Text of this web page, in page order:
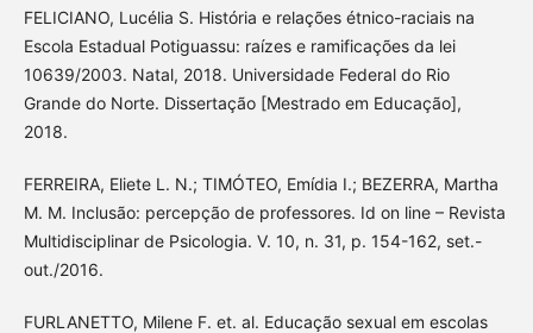
FELICIANO, Lucélia S. História e relações étnico-raciais na
Escola Estadual Potiguassu: raízes e ramificações da lei
10639/2003. Natal, 2018. Universidade Federal do Rio
Grande do Norte. Dissertação [Mestrado em Educação],
2018.
FERREIRA, Eliete L. N.; TIMÓTEO, Emídia I.; BEZERRA, Martha
M. M. Inclusão: percepção de professores. Id on line – Revista
Multidisciplinar de Psicologia. V. 10, n. 31, p. 154-162, set.-
out./2016.
FURLANETTO, Milene F. et. al. Educação sexual em escolas